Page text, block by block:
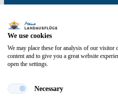
We use cookies
We may place these for analysis of our visitor
content and to give you a great website
open the settings.
Necessary